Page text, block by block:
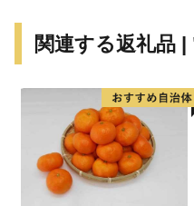
りを楽しむことができ、
夏になると山間部、特
ドアを楽しむ地域として
和自動車道や国道４８０
道路の整備より都市部や
関連する返礼品